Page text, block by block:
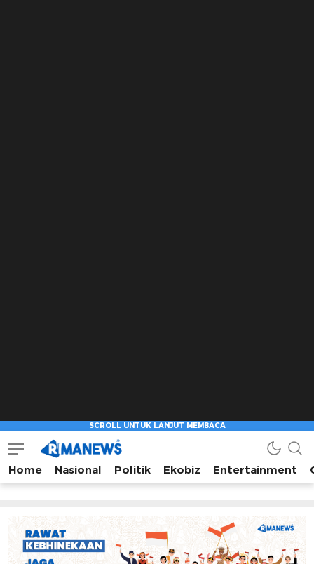
Home Nasional Politik Ekobiz Entertainment